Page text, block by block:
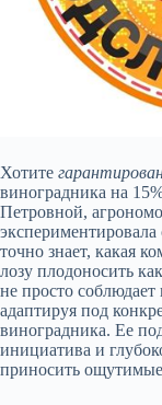
Хотите
виноградника на
Петровной,
экспериментировала
точно знает, какая
лозу плодоносить
не просто
адаптируя под
виноградника. Ее
инициатива и
приносить ощутимые